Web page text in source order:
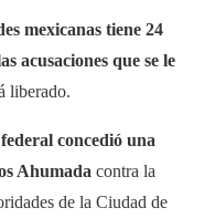
mexicanas tiene 24
acusaciones que se le
liberado.
concedió una
Ahumada contra la
de la Ciudad de